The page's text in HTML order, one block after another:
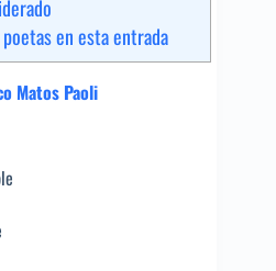
en esta entrada
Matos Paoli